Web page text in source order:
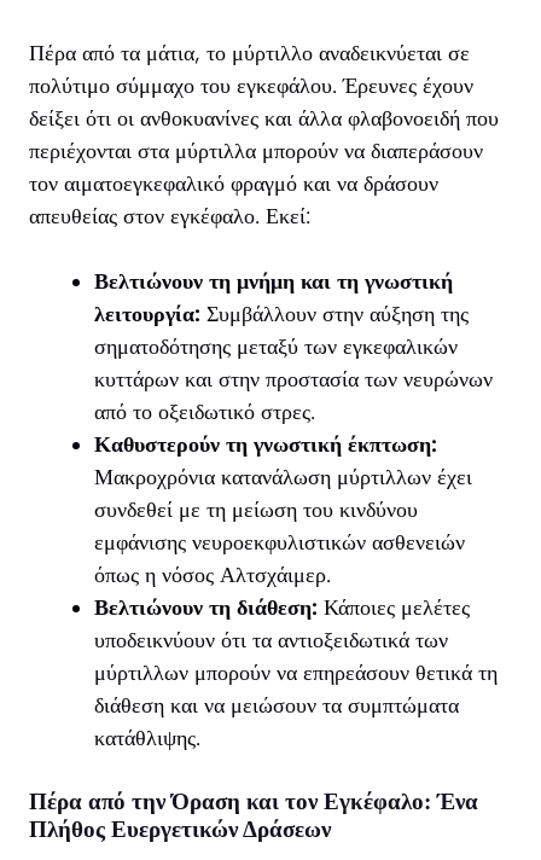
Πέρα από τα μάτια, το μύρτιλλο αναδεικνύεται σε
πολύτιμο σύμμαχο του εγκεφάλου. Έρευνες έχουν
δείξει ότι οι ανθοκυανίνες και άλλα φλαβονοειδή που
περιέχονται στα μύρτιλλα μπορούν να διαπεράσουν
τον αιματοεγκεφαλικό φραγμό και να δράσουν
απευθείας στον εγκέφαλο. Εκεί:
Βελτιώνουν τη μνήμη και τη γνωστική
λειτουργία: Συμβάλλουν στην αύξηση της
σηματοδότησης μεταξύ των εγκεφαλικών
κυττάρων και στην προστασία των νευρώνων
από το οξειδωτικό στρες.
Καθυστερούν τη γνωστική έκπτωση:
Μακροχρόνια κατανάλωση μύρτιλλων έχει
συνδεθεί με τη μείωση του κινδύνου
εμφάνισης νευροεκφυλιστικών ασθενειών
όπως η νόσος Αλτσχάιμερ.
Βελτιώνουν τη διάθεση: Κάποιες μελέτες
υποδεικνύουν ότι τα αντιοξειδωτικά των
μύρτιλλων μπορούν να επηρεάσουν θετικά τη
διάθεση και να μειώσουν τα συμπτώματα
κατάθλιψης.
Πέρα από την Όραση και τον Εγκέφαλο: Ένα
Πλήθος Ευεργετικών Δράσεων